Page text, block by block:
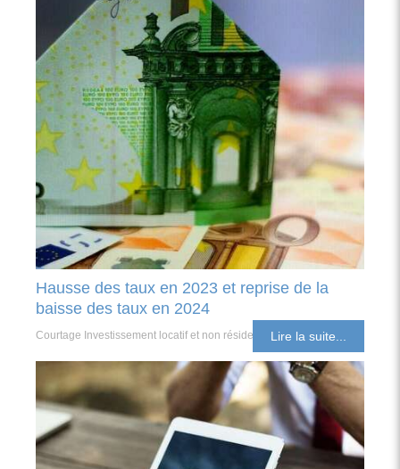
Hausse des taux en 2023 et reprise de la
baisse des taux en 2024
Courtage Investissement locatif et non résident Lire la suite...